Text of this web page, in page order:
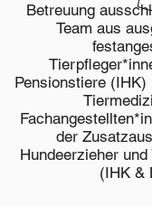
Betreuung
Team aus
Pensionstiere
der
Hundeerzieher
(IHK &